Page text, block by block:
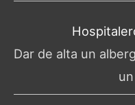
Dar de alta un